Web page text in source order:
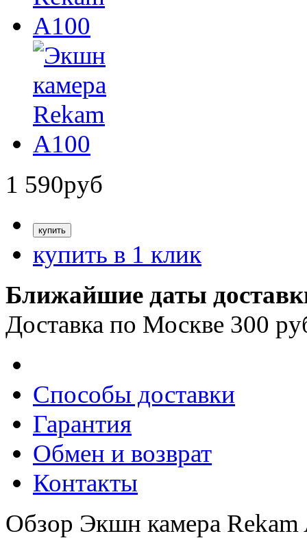
1 590руб
купить в 1 клик
Ближайшие даты
Доставка по Москве 300
Способы доставки
Гарантия
Обмен и возврат
Контакты
Обзор Экшн камера Rekam